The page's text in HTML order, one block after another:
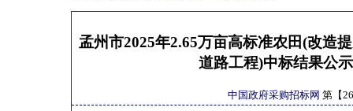
孟州市2025年2.65万亩高标准农田(改造
道路工程)中标结果公
中国政府采购招标网 第【